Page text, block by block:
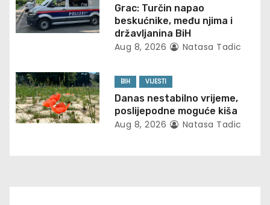
t
i
n
Grac: Turčin napao
beskućnike, među njima i
državljanina BiH
Aug 8, 2026 Natasa Tadic
BIH VIJESTI
Danas nestabilno vrijeme,
poslijepodne moguće kiša
Aug 8, 2026 Natasa Tadic